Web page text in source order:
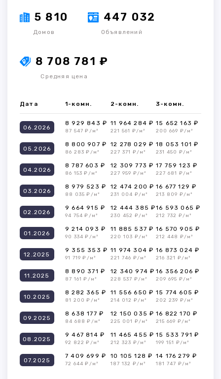
5 810
Домов
447 032
Объявлений
8 708 781 ₽
Средняя цена
Дата 1-комн. 2-комн. 3-комн.
06.2026
8 929 843 ₽
87 547 ₽/м²
11 964 284 ₽
221 561 ₽/м²
15 652 163 ₽
200 669 ₽/м²
05.2026
8 800 907 ₽
86 283 ₽/м²
12 278 029 ₽
227 371 ₽/м²
18 053 101 ₽
231 450 ₽/м²
04.2026
8 787 603 ₽
86 153 ₽/м²
12 309 773 ₽
227 959 ₽/м²
17 759 123 ₽
227 681 ₽/м²
03.2026
8 979 523 ₽
88 035 ₽/м²
12 474 200 ₽
231 004 ₽/м²
16 677 129 ₽
213 809 ₽/м²
02.2026
9 664 915 ₽
94 754 ₽/м²
12 444 385 ₽
230 452 ₽/м²
16 593 065 ₽
212 732 ₽/м²
01.2026
9 214 093 ₽
90 334 ₽/м²
11 885 537 ₽
220 103 ₽/м²
16 570 905 ₽
212 448 ₽/м²
12.2025
9 355 353 ₽
91 719 ₽/м²
11 974 304 ₽
221 746 ₽/м²
16 873 024 ₽
216 321 ₽/м²
11.2025
8 890 371 ₽
87 161 ₽/м²
12 340 974 ₽
228 537 ₽/м²
16 356 206 ₽
209 695 ₽/м²
10.2025
8 282 365 ₽
81 200 ₽/м²
11 556 650 ₽
214 012 ₽/м²
15 774 605 ₽
202 239 ₽/м²
09.2025
8 638 177 ₽
84 688 ₽/м²
12 150 035 ₽
225 001 ₽/м²
16 822 170 ₽
215 669 ₽/м²
08.2025
9 467 814 ₽
92 822 ₽/м²
11 465 455 ₽
212 323 ₽/м²
15 533 791 ₽
199 151 ₽/м²
07.2025
7 409 699 ₽
72 644 ₽/м²
10 105 128 ₽
187 132 ₽/м²
14 176 279 ₽
181 747 ₽/м²